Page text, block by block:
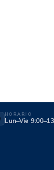
HORARIO
Lun–Vie